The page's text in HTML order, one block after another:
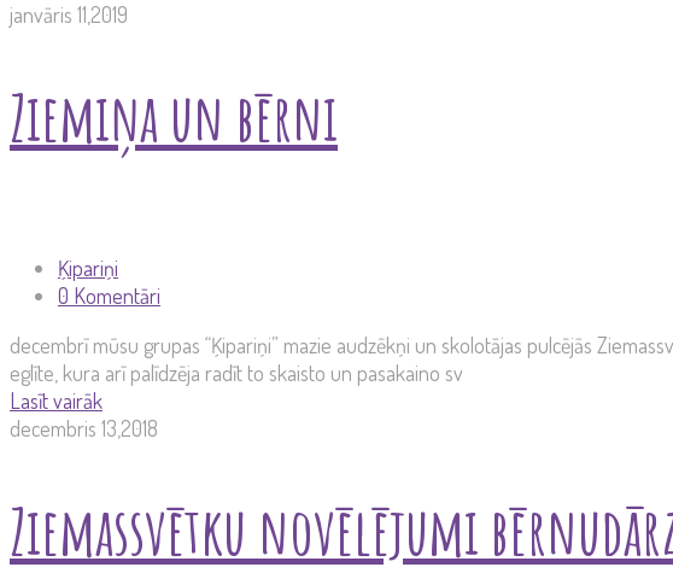
janvāris 11,2019
Ziemiņa un bērni
Ķipariņi
0 Komentāri
decembrī mūsu grupas “Ķipariņi” mazie audzēkņi un skolotājas pulcējās
eglīte, kura arī palīdzēja radīt to skaisto un pasakaino sv
Lasīt vairāk
decembris 13,2018
Ziemassvētku novēlējumi